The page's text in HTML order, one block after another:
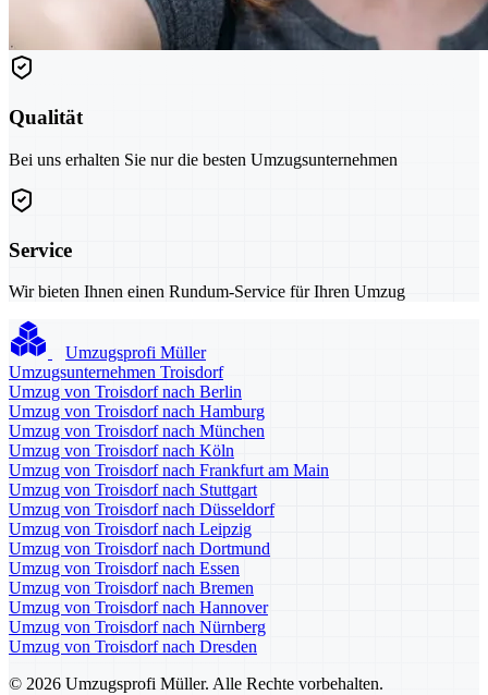
Qualität
Bei uns erhalten Sie nur die besten Umzugsunternehmen
Service
Wir bieten Ihnen einen Rundum-Service für Ihren Umzug
Umzugsprofi Müller
Umzugsunternehmen Troisdorf
Umzug von Troisdorf nach Berlin
Umzug von Troisdorf nach Hamburg
Umzug von Troisdorf nach München
Umzug von Troisdorf nach Köln
Umzug von Troisdorf nach Frankfurt am Main
Umzug von Troisdorf nach Stuttgart
Umzug von Troisdorf nach Düsseldorf
Umzug von Troisdorf nach Leipzig
Umzug von Troisdorf nach Dortmund
Umzug von Troisdorf nach Essen
Umzug von Troisdorf nach Bremen
Umzug von Troisdorf nach Hannover
Umzug von Troisdorf nach Nürnberg
Umzug von Troisdorf nach Dresden
© 2026 Umzugsprofi Müller. Alle Rechte vorbehalten.